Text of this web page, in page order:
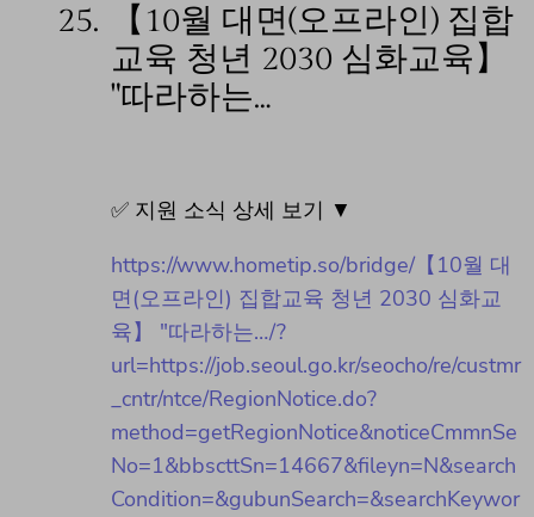
25.
【10월 대면(오프라인) 집합
교육 청년 2030 심화교육】
"따라하는…
✅ 지원 소식 상세 보기 ▼
https://www.hometip.so/bridge/【10월 대
면(오프라인) 집합교육 청년 2030 심화교
육】 "따라하는…/?
url=https://job.seoul.go.kr/seocho/re/custmr
_cntr/ntce/RegionNotice.do?
method=getRegionNotice&noticeCmmnSe
No=1&bbscttSn=14667&fileyn=N&search
Condition=&gubunSearch=&searchKeywor